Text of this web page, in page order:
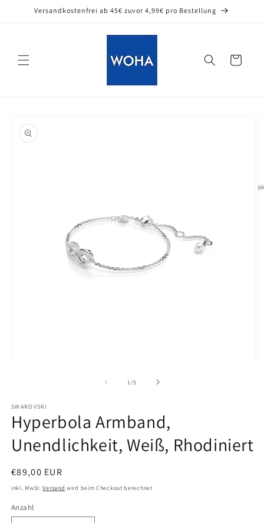
Versandkostenfrei ab 45€ zuvor 4,99€ pro Bestellung
Warenkorb
1 /von
5
SWAROVSKI
Hyperbola Armband,
Unendlichkeit, Weiß, Rhodiniert
Normaler
Preis
€89,00 EUR
inkl. MwSt.Versand wird beim Checkout berechnet
Anzahl